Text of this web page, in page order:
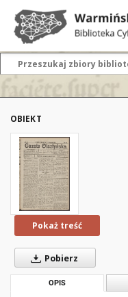
OBIEKT
Pokaż treść
Pobierz
OPIS